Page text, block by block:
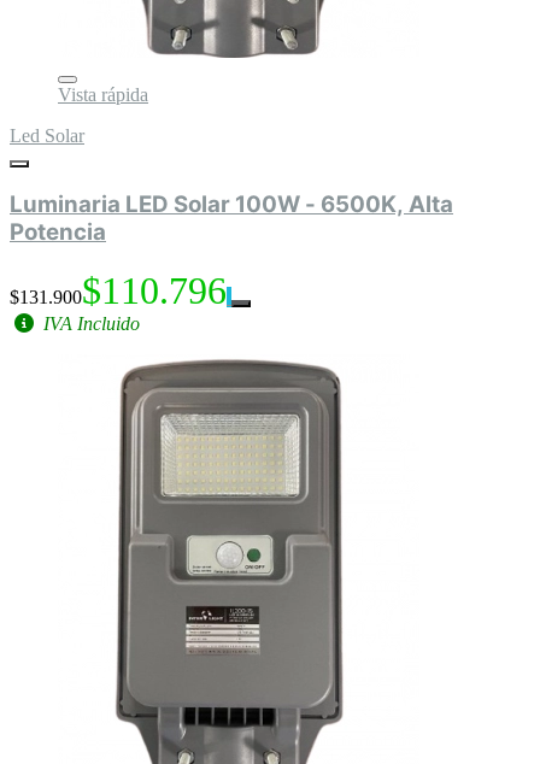
Vista rápida
Led Solar
Luminaria LED Solar 100W - 6500K, Alta
Potencia
$131.900$110.796
IVA Incluido